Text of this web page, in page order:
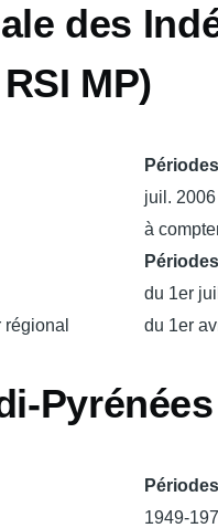
des
MP)
Périodes
juil.
à
Périodes
du 1er
du 1er
Pyrénées
Périodes
1949-